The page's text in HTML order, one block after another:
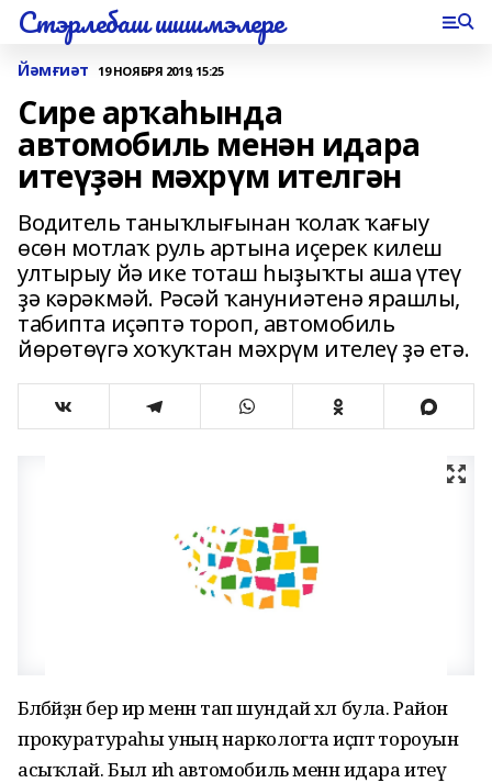
Стэрлебаш шишмэлере
Йәмғиәт 19 НОЯБРЯ 2019, 15:25
Сире арҡаһында
автомобиль менән идара
итеүҙән мәхрүм ителгән
Водитель таныҡлығынан ҡолаҡ ҡағыу
өсөн мотлаҡ руль артына иҫерек килеш
ултырыу йә ике тоташ һыҙыҡты аша үтеү
ҙә кәрәкмәй. Рәсәй ҡануниәтенә ярашлы,
табипта иҫәптә тороп, автомобиль
йөрөтөүгә хоҡуҡтан мәхрүм ителеү ҙә етә.
Бәләбәйҙән бер ир менән тап шундай хәл була. Район
прокуратураһы уның наркологта иҫәптә тороуын
асыҡлай. Был иһә автомобиль менән идара итеү